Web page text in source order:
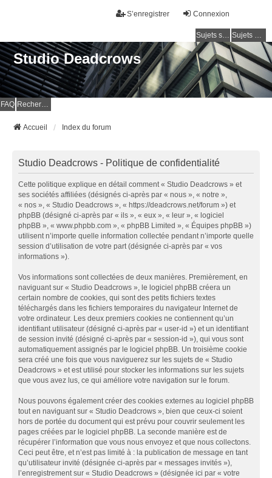
Connexion
S’enregistrer
Sujets sans réponse Sujets actifs
Studio Deadcrows
FAQ Rechercher
Accueil Index du forum
Studio Deadcrows - Politique de confidentialité
Cette politique explique en détail comment « Studio Deadcrows » et
ses sociétés affiliées (désignés ci-après par « nous », « notre »,
« nos », « Studio Deadcrows », « https://deadcrows.net/forum ») et
phpBB (désigné ci-après par « ils », « eux », « leur », « logiciel
phpBB », « www.phpbb.com », « phpBB Limited », « Équipes phpBB »)
utilisent n’importe quelle information collectée pendant n’importe quelle
session d’utilisation de votre part (désignée ci-après par « vos
informations »).
Vos informations sont collectées de deux manières. Premièrement, en
naviguant sur « Studio Deadcrows », le logiciel phpBB créera un
certain nombre de cookies, qui sont des petits fichiers textes
téléchargés dans les fichiers temporaires du navigateur Internet de
votre ordinateur. Les deux premiers cookies ne contiennent qu’un
identifiant utilisateur (désigné ci-après par « user-id ») et un identifiant
de session invité (désigné ci-après par « session-id »), qui vous sont
automatiquement assignés par le logiciel phpBB. Un troisième cookie
sera créé une fois que vous naviguerez sur les sujets de « Studio
Deadcrows » et est utilisé pour stocker les informations sur les sujets
que vous avez lus, ce qui améliore votre navigation sur le forum.
Nous pouvons également créer des cookies externes au logiciel phpBB
tout en naviguant sur « Studio Deadcrows », bien que ceux-ci soient
hors de portée du document qui est prévu pour couvrir seulement les
pages créées par le logiciel phpBB. La seconde manière est de
récupérer l’information que vous nous envoyez et que nous collectons.
Ceci peut être, et n’est pas limité à : la publication de message en tant
qu’utilisateur invité (désignée ci-après par « messages invités »),
l’enregistrement sur « Studio Deadcrows » (désignée ici par « votre